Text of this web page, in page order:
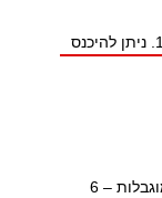
שני – ראשון מ- 9:00 עד 18:00. ניתן להיכנס
ילד (4-15), פנסיונרים ובעלי מוגבלות – 6